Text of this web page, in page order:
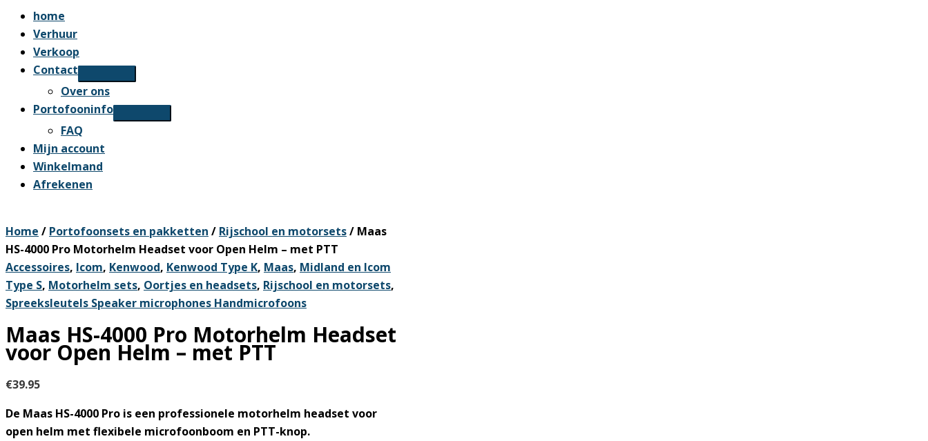
home
Verhuur
Verkoop
Contact
Over ons
Portofooninfo
FAQ
Mijn account
Winkelmand
Afrekenen
Home / Portofoonsets en pakketten / Rijschool en motorsets/ Maas
HS-4000 Pro Motorhelm Headset voor Open Helm – met PTT
Accessoires, Icom, Kenwood, Kenwood Type K, Maas, Midland en Icom
Type S, Motorhelm sets, Oortjes en headsets, Rijschool en motorsets,
Spreeksleutels Speaker microphones Handmicrofoons
Maas HS-4000 Pro Motorhelm Headset
voor Open Helm – met PTT
€39.95
De Maas HS-4000 Pro is een professionele motorhelm headset voor
open helm met flexibele microfoonboom en PTT-knop.